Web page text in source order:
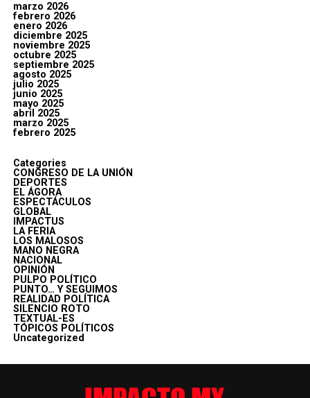
marzo 2026
febrero 2026
enero 2026
diciembre 2025
noviembre 2025
octubre 2025
septiembre 2025
agosto 2025
julio 2025
junio 2025
mayo 2025
abril 2025
marzo 2025
febrero 2025
Categories
CONGRESO DE LA UNIÓN
DEPORTES
EL ÁGORA
ESPECTÁCULOS
GLOBAL
IMPACTUS
LA FERIA
LOS MALOSOS
MANO NEGRA
NACIONAL
OPINIÓN
PULPO POLÍTICO
PUNTO… Y SEGUIMOS
REALIDAD POLÍTICA
SILENCIO ROTO
TEXTUAL-ES
TÓPICOS POLÍTICOS
Uncategorized